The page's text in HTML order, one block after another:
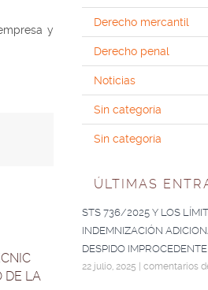
y
DE LA
Derecho mercantil
Derecho penal
Noticias
Sin categoría
Sin categoría
ÚLTIMAS
STS 736/2025 Y LOS
INDEMNIZACIÓN
DESPIDO IMPROCEDENTE
22 julio, 2025 comentarios